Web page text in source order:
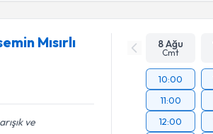
Mısırlı
ve
8 Ağu
Cmt
10:00
11:00
12:00